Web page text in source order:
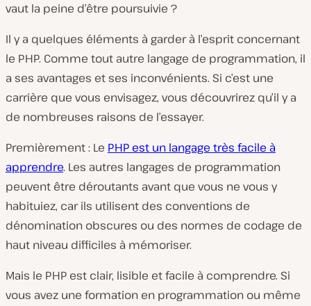
vaut la peine d’être poursuivie ?
Il y a quelques éléments à garder à l’esprit concernant
le PHP. Comme tout autre langage de programmation, il
a ses avantages et ses inconvénients. Si c’est une
carrière que vous envisagez, vous découvrirez qu’il y a
de nombreuses raisons de l’essayer.
Premièrement : Le PHP est un langage très facile à
apprendre. Les autres langages de programmation
peuvent être déroutants avant que vous ne vous y
habituiez, car ils utilisent des conventions de
dénomination obscures ou des normes de codage de
haut niveau difficiles à mémoriser.
Mais le PHP est clair, lisible et facile à comprendre. Si
vous avez une formation en programmation ou même